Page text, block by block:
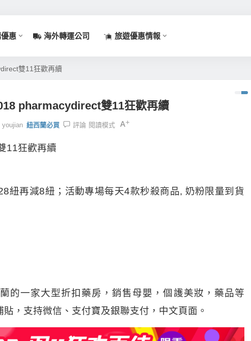
惠 海外轉運公司 旅遊優惠情報
雙11狂歡再續
pharmacydirect雙11狂歡再續
youjian 紐西蘭必買 評論 閱讀模式
11狂歡再續
紐再減8紐；活動專場每天4款秒殺商品, 奶粉限量到貨
的一家大型折扣藥房，銷售母嬰，個護美妝，藥品等
，支持微信、支付寶及銀聯支付，中文頁面。